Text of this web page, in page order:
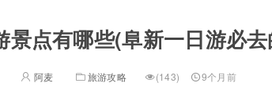
景点有哪些(阜新一日游必
阿麦 旅游攻略 (143) 9个月前